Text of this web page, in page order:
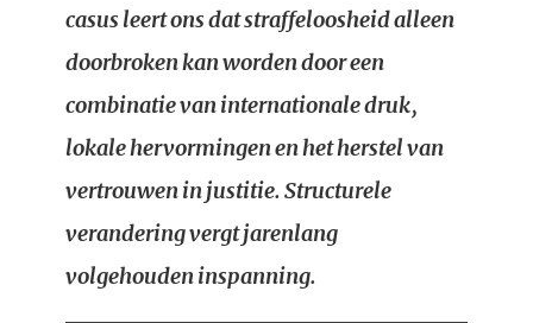
casus leert ons dat straffeloosheid alleen
doorbroken kan worden door een
combinatie van internationale druk,
lokale hervormingen en het herstel van
vertrouwen in justitie. Structurele
verandering vergt jarenlang
volgehouden inspanning.